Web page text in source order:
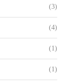
(3)
(4)
(1)
(1)